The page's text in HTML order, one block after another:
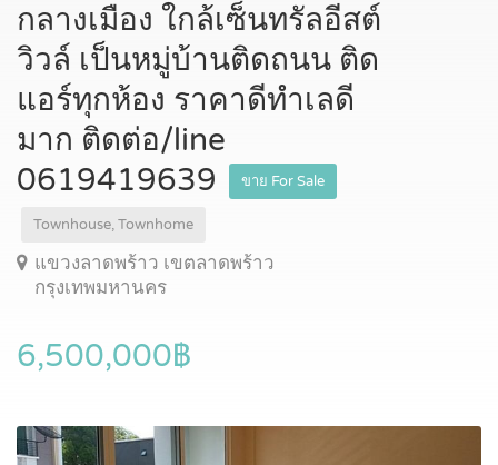
กลางเมือง ใกล้เซ็นทรัลอีสต์
วิวล์ เป็นหมู่บ้านติดถนน ติด
แอร์ทุกห้อง ราคาดีทำเลดี
มาก ติดต่อ/line
0619419639
ขาย For Sale
Townhouse, Townhome
แขวงลาดพร้าว เขตลาดพร้าว
กรุงเทพมหานคร
6,500,000฿